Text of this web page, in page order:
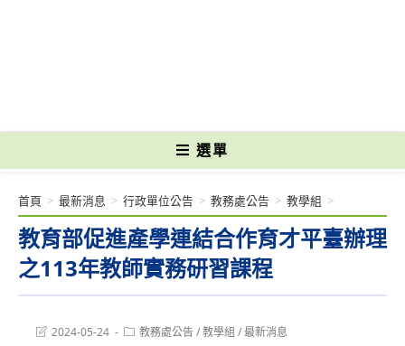
選單
教育部促進產學連結合作育才平臺辦理
之113年教師實務研習課程
首頁 > 最新消息 > 行政單位公告 > 教務處公告 > 教學組 >
Post2024-05-24
Post教務處公告/教學組 /最新消息